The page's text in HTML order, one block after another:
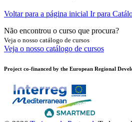
Voltar para a página inicial Ir para
Não encontrou o curso que procura?
Veja o nosso catálogo de cursos
Veja o nosso catálogo de cursos
Project co-financed by the European Regional